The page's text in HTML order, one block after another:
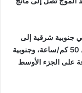
جنوبية شرقية إلى
جنوبية بسرعة 15 – 40 كم/ساعة، تصل إلى 50 كم/ساعة، وجنوبية
بسرعة 12 – 28 كم/ساعة على الجزء الأوسط